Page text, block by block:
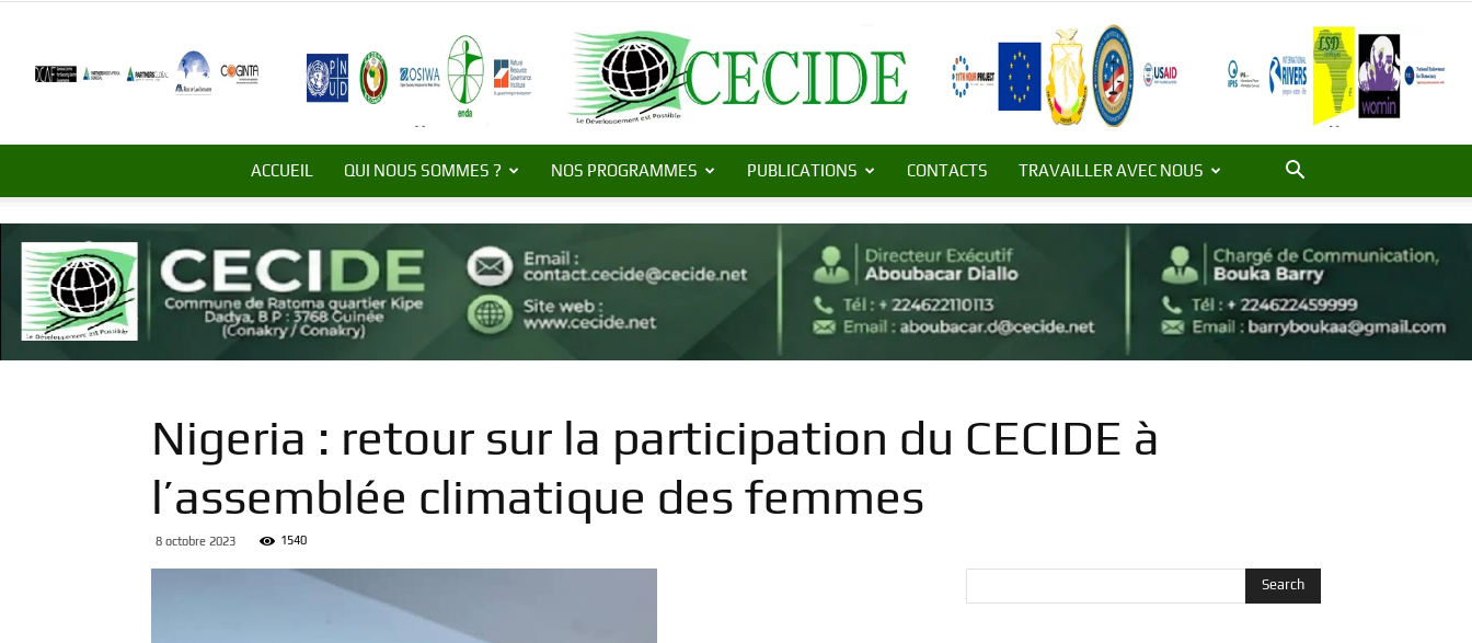
Centre
Commerce
ACCUEIL QUI NOUS SOMMES ? NOS PROGRAMMES PUBLICATIONS CONTACTS TRAVAILLER AVEC NOUS
Nigeria : retour sur la participation du CECIDE à
l’assemblée climatique des femmes
8 octobre 2023 1540